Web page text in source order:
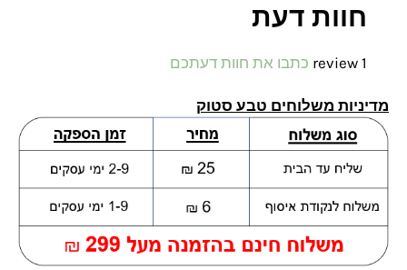
חוות דעת
1 review כתבו את חוות דעתכם
מדיניות משלוחים טבע סטוק